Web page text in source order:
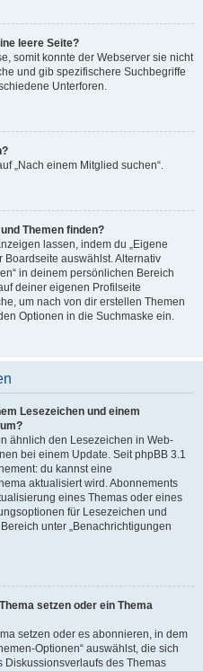
leere Seite?
somit konnte der Webserver sie nicht
und gib spezifischere Suchbegriffe
Unterforen.
„Nach einem Mitglied suchen“.
Themen finden?
lassen, indem du „Eigene
Boardseite auswählst. Alternativ
in deinem persönlichen Bereich
deiner eigenen Profilseite
um nach von dir erstellen Themen
Optionen in die Suchmaske ein.
Lesezeichen und einem
ähnlich den Lesezeichen in Web-
bei einem Update. Seit phpBB 3.1
du kannst eine
aktualisiert wird. Abonnements
eines Themas oder eines
für Lesezeichen und
unter „Benachrichtigungen
setzen oder ein Thema
setzen oder es abonnieren, in dem
Optionen“ auswählst, die sich
des Themas